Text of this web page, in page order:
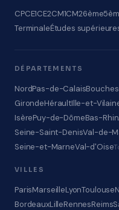
CPCE1CE2CM1CM26ème
TerminaleÉtudes
DÉPARTEMENTS
NordPas-de-Calais
GirondeHéraultIlle-et-
IsèrePuy-de-DômeBas-Rhin
Seine-Saint-DenisVal-de-
Seine-et-MarneVal-d'Oise
VILLES
ParisMarseilleLyonToulouse
BordeauxLilleRennesReims